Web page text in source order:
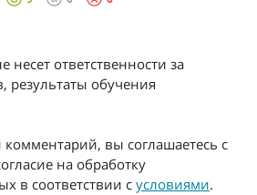
ответственности за
результаты обучения
вы соглашаетесь с
на обработку
в соответствии с условиями.